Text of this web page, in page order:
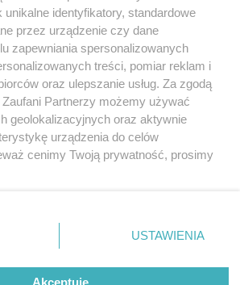
wpływa na
prywatności regulamin korzystania z portali
Skontakuj sięz nami
Kontakt
Wydawca
Redakcja
unikalne identyfikatory, standardowe
przez urządzenie czy dane
zapewniania spersonalizowanych
treści, pomiar reklam i
oraz ulepszanie usług. Za zgodą
Partnerzy możemy używać
geolokalizacyjnych oraz aktywnie
urządzenia do celów
cenimy Twoją prywatność, prosimy
się w lewym dolnym rogu strony
przetwarzania danych nie wymagają
ale masz prawo sprzeciwić się
Preferencje będą miały
USTAWIENIA
Akceptuję